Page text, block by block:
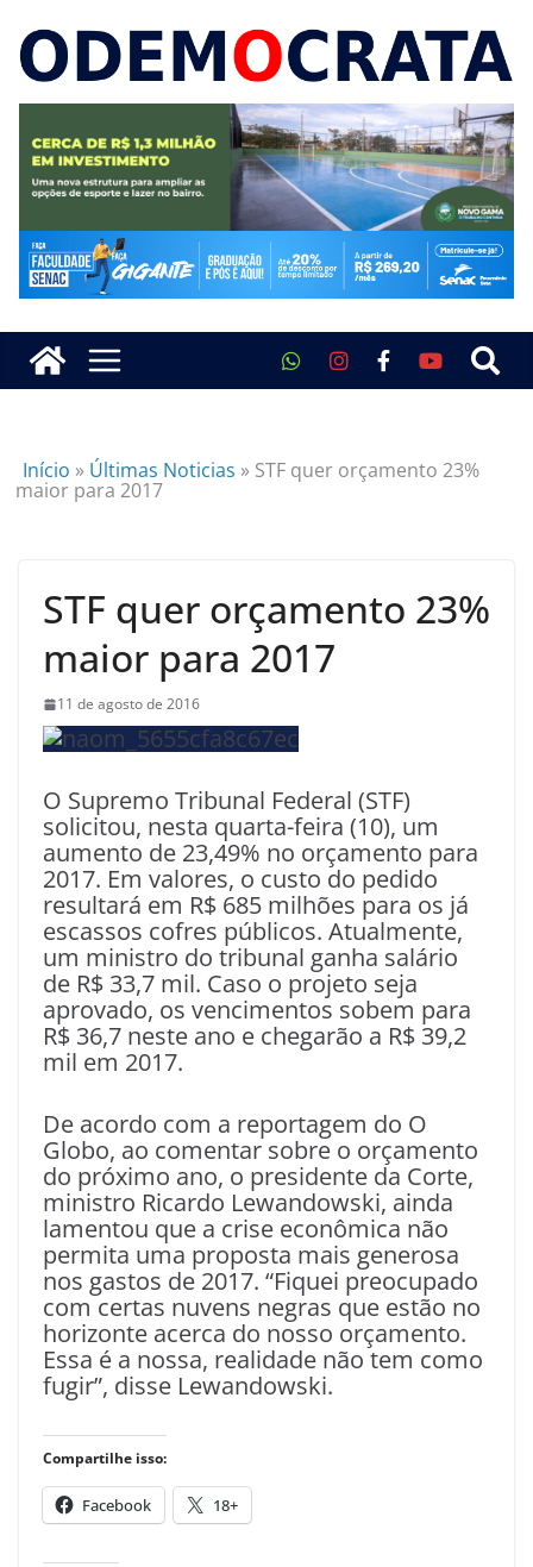
Início » Últimas Noticias » STF quer orçamento 23%
maior para 2017
STF quer orçamento 23%
maior para 2017
11 de agosto de 2016
O Supremo Tribunal Federal (STF)
solicitou, nesta quarta-feira (10), um
aumento de 23,49% no orçamento para
2017. Em valores, o custo do pedido
resultará em R$ 685 milhões para os já
escassos cofres públicos. Atualmente,
um ministro do tribunal ganha salário
de R$ 33,7 mil. Caso o projeto seja
aprovado, os vencimentos sobem para
R$ 36,7 neste ano e chegarão a R$ 39,2
mil em 2017.
De acordo com a reportagem do O
Globo, ao comentar sobre o orçamento
do próximo ano, o presidente da Corte,
ministro Ricardo Lewandowski, ainda
lamentou que a crise econômica não
permita uma proposta mais generosa
nos gastos de 2017. “Fiquei preocupado
com certas nuvens negras que estão no
horizonte acerca do nosso orçamento.
Essa é a nossa, realidade não tem como
fugir”, disse Lewandowski.
Compartilhe isso:
Facebook 18+